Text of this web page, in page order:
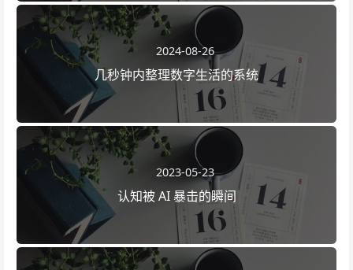
2024-08-26
几秒钟内整理数字生活的系统
2023-05-23
认知被 AI 暴击的瞬间